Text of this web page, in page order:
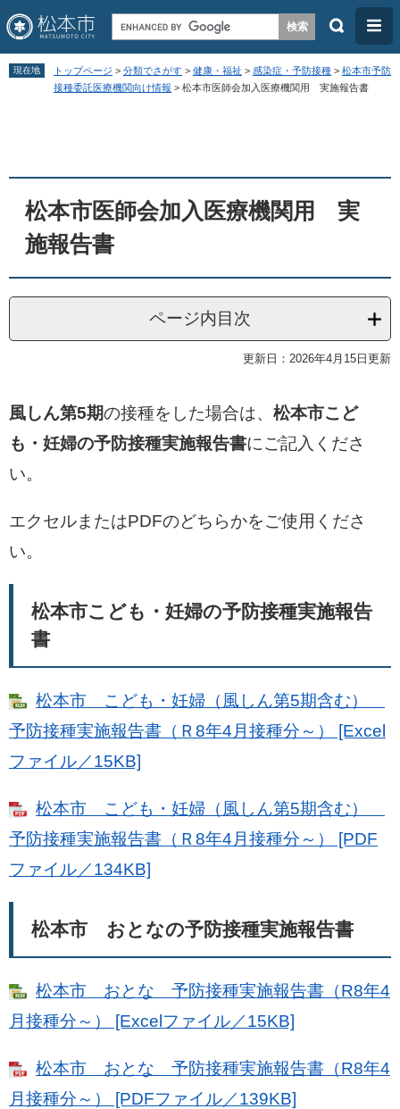
ペ
メ
へ
検
メ
ニ
ュ
ー
現在地 トップページ > 分類でさがす > 健康・福祉 > 感染症・予防接種 > 松本市予防
接種委託医療機関向け情報 > 松本市医師会加入医療機関用 実施報告書
松本市医師会加入医療機関用 実
施報告書
ページ内目次
更新日：2026年4月15日更新
風しん第5期の接種をした場合は、 松本市こど
も・妊婦の予防接種実施報告書にご記入くださ
い。
エクセルまたはPDFのどちらかをご使用くださ
い。
松本市こども・妊婦の予防接種実施報告
書
松本市 こども・妊婦（風しん第5期含む）
予防接種実施報告書（Ｒ8年4月接種分～） [Excel
ファイル／15KB]
松本市 こども・妊婦（風しん第5期含む）
予防接種実施報告書（Ｒ8年4月接種分～） [PDF
ファイル／134KB]
松本市 おとなの予防接種実施報告書
松本市 おとな 予防接種実施報告書（R8年4
月接種分～） [Excelファイル／15KB]
松本市 おとな 予防接種実施報告書（R8年4
月接種分～） [PDFファイル／139KB]